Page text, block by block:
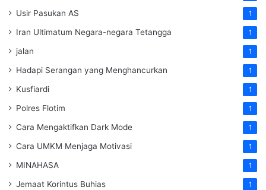
Usir Pasukan AS 1
Iran Ultimatum Negara-negara Tetangga 1
jalan 1
Hadapi Serangan yang Menghancurkan 1
Kusfiardi 1
Polres Flotim 1
Cara Mengaktifkan Dark Mode 1
Cara UMKM Menjaga Motivasi 1
MINAHASA 1
Jemaat Korintus Buhias 1